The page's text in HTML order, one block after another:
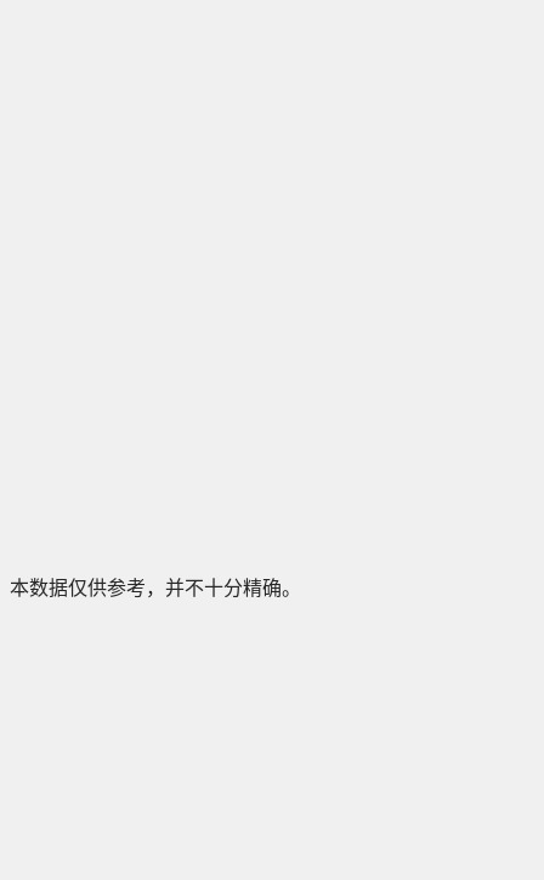
本数据仅供参考，并不十分精确。